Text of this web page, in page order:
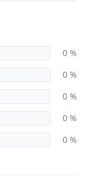
0 %
0 %
0 %
0 %
0 %